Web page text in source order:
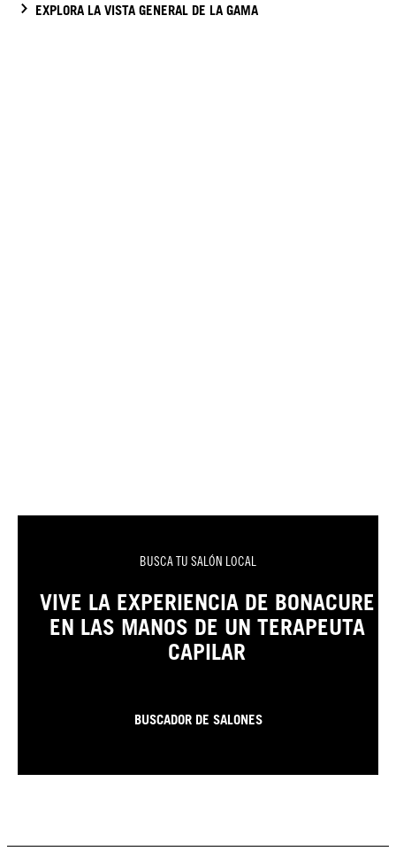
EXPLORA LA VISTA GENERAL DE LA GAMA
BUSCA TU SALÓN LOCAL
VIVE LA EXPERIENCIA DE BONACURE
EN LAS MANOS DE UN TERAPEUTA
CAPILAR
BUSCADOR DE SALONES